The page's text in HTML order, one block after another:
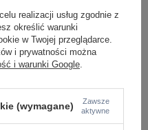
realizacji usług zgodnie z
określić warunki
w Twojej przeglądarce.
i prywatności można
i warunki Google
(wymagane)
Zawsze
aktywne